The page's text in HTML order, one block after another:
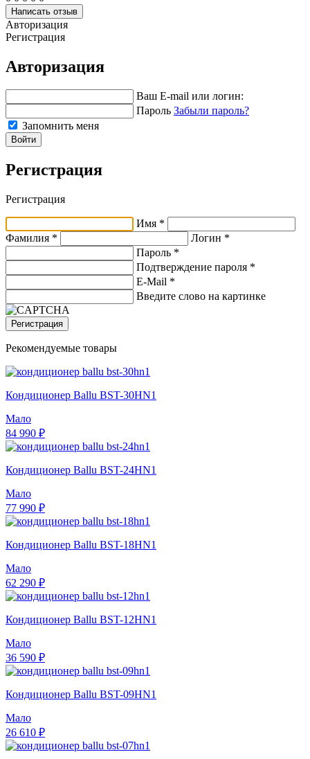
Написать отзыв
Авторизация
Регистрация
Авторизация
Ваш E-mail или логин:
Пароль Забыли пароль?
Запомнить меня
Войти
Регистрация
Регистрация
Имя *
Фамилия *
Логин *
Пароль *
Подтверждение пароля *
E-Mail *
Введите слово на картинке
Регистрация
Рекомендуемые товары
Кондиционер Ballu BST-30HN1
Мало
84 990 ₽
Кондиционер Ballu BST-24HN1
Мало
77 990 ₽
Кондиционер Ballu BST-18HN1
Мало
62 290 ₽
Кондиционер Ballu BST-12HN1
Мало
36 590 ₽
Кондиционер Ballu BST-09HN1
Мало
26 610 ₽